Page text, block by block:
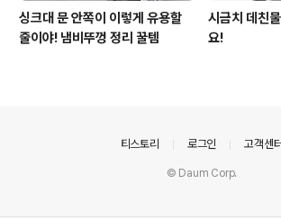
싱크대 문 안쪽이 이렇게 유용할
줄이야! 냄비뚜껑 정리 꿀템
시금치 데친
요!
티스토리 로그인 고객센터
© Daum Corp.